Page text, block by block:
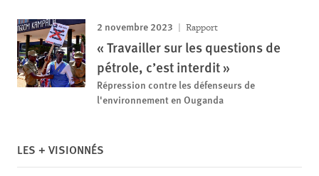
2 novembre 2023 Rapport
« Travailler sur les questions de
pétrole, c’est interdit »
Répression contre les défenseurs de
l'environnement en Ouganda
LES + VISIONNÉS